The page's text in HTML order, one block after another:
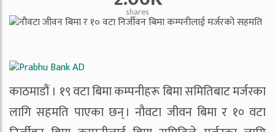
shares
काठमाडौं । १९ वटा बिमा कम्पनीहरू बिमा समितिबाट मर्जरका
लागि सहमति पाएका छन् । नौवटा जीवन बिमा र १० वटा